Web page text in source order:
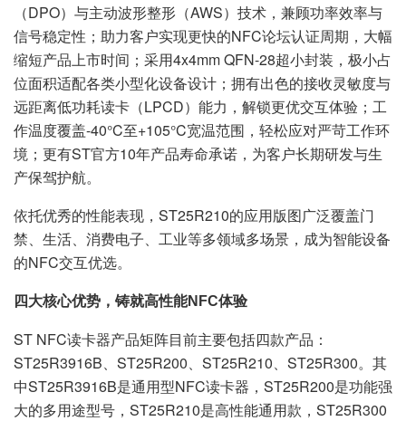
（DPO）与主动波形整形（AWS）技术，兼顾功率效率与
信号稳定性；助力客户实现更快的NFC论坛认证周期，大幅
缩短产品上市时间；采用4x4mm QFN-28超小封装，极小占
位面积适配各类小型化设备设计；拥有出色的接收灵敏度与
远距离低功耗读卡（LPCD）能力，解锁更优交互体验；工
作温度覆盖-40°C至+105°C宽温范围，轻松应对严苛工作环
境；更有ST官方10年产品寿命承诺，为客户长期研发与生
产保驾护航。
依托优秀的性能表现，ST25R210的应用版图广泛覆盖门
禁、生活、消费电子、工业等多领域多场景，成为智能设备
的NFC交互优选。
四大核心优势，铸就高性能NFC体验
ST NFC读卡器产品矩阵目前主要包括四款产品：
ST25R3916B、ST25R200、ST25R210、ST25R300。其
中ST25R3916B是通用型NFC读卡器，ST25R200是功能强
大的多用途型号，ST25R210是高性能通用款，ST25R300